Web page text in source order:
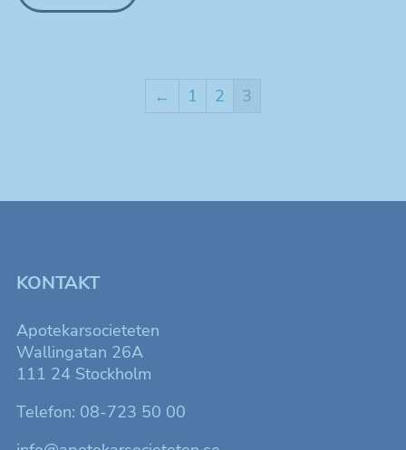
← 1 2 3
KONTAKT
Apotekarsocieteten
Wallingatan 26A
111 24 Stockholm
Telefon: 08-723 50 00